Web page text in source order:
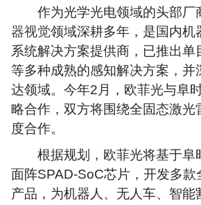
作为光学光电领域的头部厂
器视觉领域深耕多年，是国内机
系统解决方案提供商，已推出单
等多种成熟的感知解决方案，并
达领域。今年2月，欧菲光与阜
略合作，双方将围绕全固态激光
度合作。
根据规划，欧菲光将基于阜
面阵SPAD-SoC芯片，开发多款
产品，为机器人、无人车、智能